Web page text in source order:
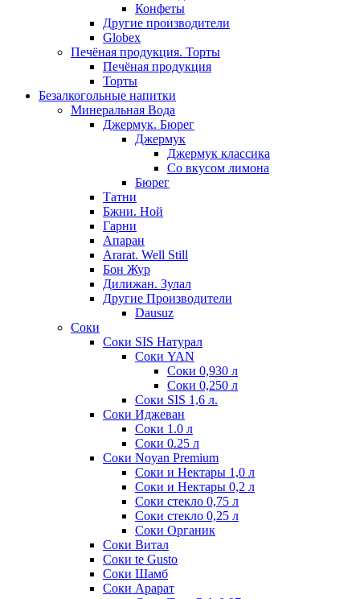
Конфеты
Другие производители
Globex
Печёная продукция. Торты
Печёная продукция
Торты
Безалкогольные напитки
Минеральная Вода
Джермук. Бюрег
Джермук
Джермук классика
Со вкусом лимона
Бюрег
Татни
Бжни. Ной
Гарни
Апаран
Ararat. Well Still
Бон Жур
Дилижан. Зулал
Другие Производители
Dausuz
Соки
Соки SIS Натурал
Соки YAN
Соки 0,930 л
Соки 0,250 л
Соки SIS 1,6 л.
Соки Иджеван
Соки 1.0 л
Соки 0.25 л
Соки Noyan Premium
Соки и Нектары 1,0 л
Соки и Нектары 0,2 л
Соки стекло 0,75 л
Соки стекло 0,25 л
Соки Органик
Соки Витал
Соки te Gusto
Соки Шамб
Соки Арарат